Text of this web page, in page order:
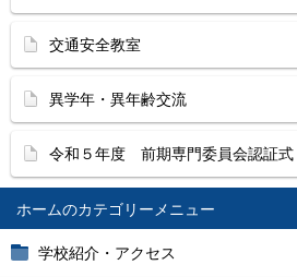
ホーム
学校紹介・アクセス
交通安全教室
異学年・異年齢交流
令和５年度 前期専門委員会認証式